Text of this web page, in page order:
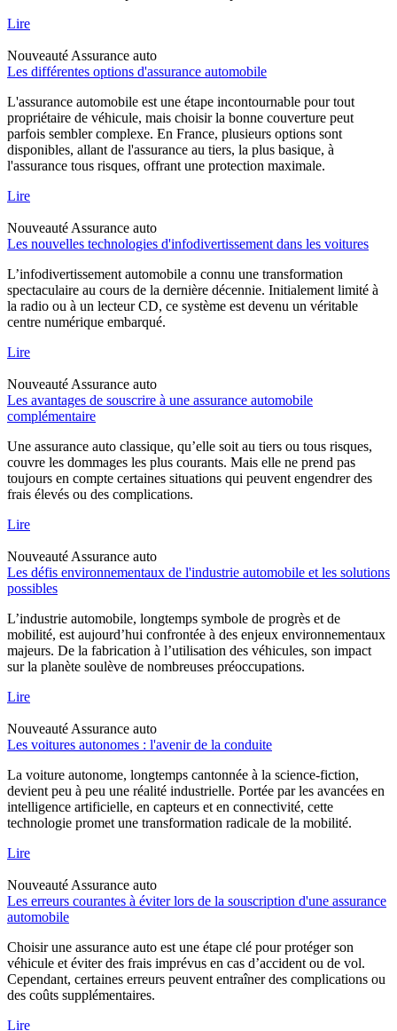
Lire
Nouveauté Assurance auto
Les différentes options d'assurance automobile
L'assurance automobile est une étape incontournable pour tout
propriétaire de véhicule, mais choisir la bonne couverture peut
parfois sembler complexe. En France, plusieurs options sont
disponibles, allant de l'assurance au tiers, la plus basique, à
l'assurance tous risques, offrant une protection maximale.
Lire
Nouveauté Assurance auto
Les nouvelles technologies d'infodivertissement dans les voitures
L’infodivertissement automobile a connu une transformation
spectaculaire au cours de la dernière décennie. Initialement limité à
la radio ou à un lecteur CD, ce système est devenu un véritable
centre numérique embarqué.
Lire
Nouveauté Assurance auto
Les avantages de souscrire à une assurance automobile
complémentaire
Une assurance auto classique, qu’elle soit au tiers ou tous risques,
couvre les dommages les plus courants. Mais elle ne prend pas
toujours en compte certaines situations qui peuvent engendrer des
frais élevés ou des complications.
Lire
Nouveauté Assurance auto
Les défis environnementaux de l'industrie automobile et les solutions
possibles
L’industrie automobile, longtemps symbole de progrès et de
mobilité, est aujourd’hui confrontée à des enjeux environnementaux
majeurs. De la fabrication à l’utilisation des véhicules, son impact
sur la planète soulève de nombreuses préoccupations.
Lire
Nouveauté Assurance auto
Les voitures autonomes : l'avenir de la conduite
La voiture autonome, longtemps cantonnée à la science-fiction,
devient peu à peu une réalité industrielle. Portée par les avancées en
intelligence artificielle, en capteurs et en connectivité, cette
technologie promet une transformation radicale de la mobilité.
Lire
Nouveauté Assurance auto
Les erreurs courantes à éviter lors de la souscription d'une assurance
automobile
Choisir une assurance auto est une étape clé pour protéger son
véhicule et éviter des frais imprévus en cas d’accident ou de vol.
Cependant, certaines erreurs peuvent entraîner des complications ou
des coûts supplémentaires.
Lire